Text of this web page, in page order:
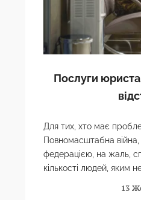
Послуги
Для тих, хто має
Повномасштабна війна,
федерацією, на жаль,
кількості людей, яким
13